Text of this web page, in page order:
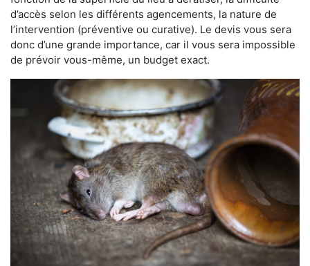
d’accès selon les différents agencements, la nature de
l’intervention (préventive ou curative). Le devis vous sera
donc d’une grande importance, car il vous sera impossible
de prévoir vous-même, un budget exact.